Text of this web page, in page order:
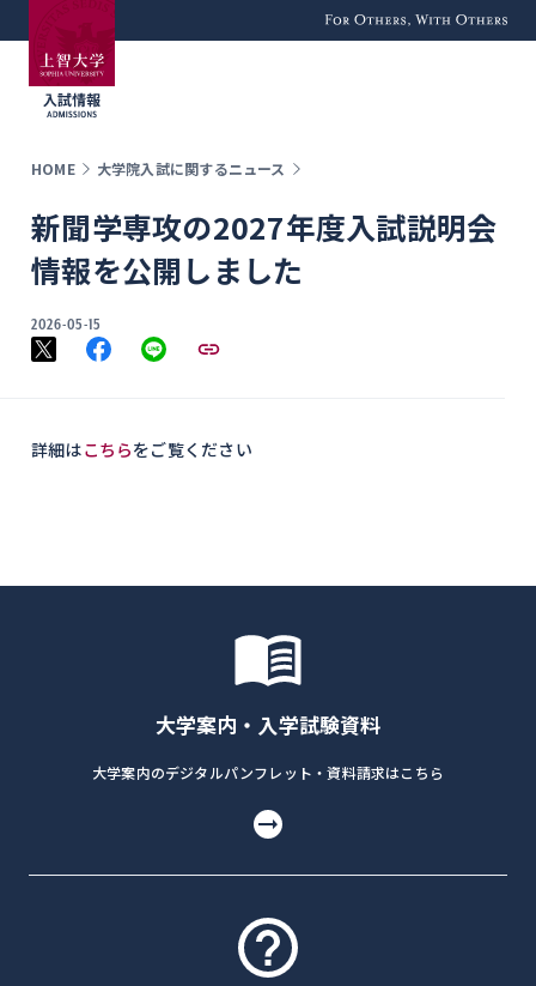
For Others, With
Others
HOME 大学院入試に関するニュース
新聞学専攻の2027年度入試説明会
情報を公開しました
2026-05-15
詳細はこちらをご覧ください
大学案内・入学試験資料
大学案内のデジタルパンフレット・資料請求はこちら